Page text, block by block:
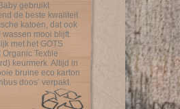
gebruikt
de beste kwaliteit
katoen, dat ook
wassen mooi blijft.
met het GOTS
Organic Textile
keurmerk. Altijd in
bruine eco karton
doos’ verpakt.